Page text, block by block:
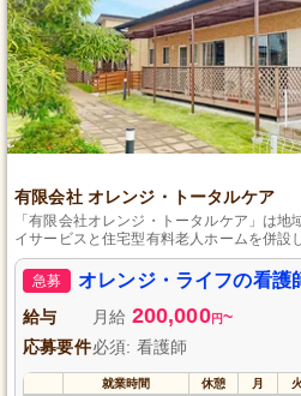
有限会社 オレンジ・トータルケア
「有限会社オレンジ・トータルケア」は
イサービスと住宅型有料老人ホームを併設
により利用者の身体機能維持・向上を目指
急募
オレンジ・ライフの看護
給与 月給 200,000円~
応募要件必須: 看護師
就業時間 休憩 月 火